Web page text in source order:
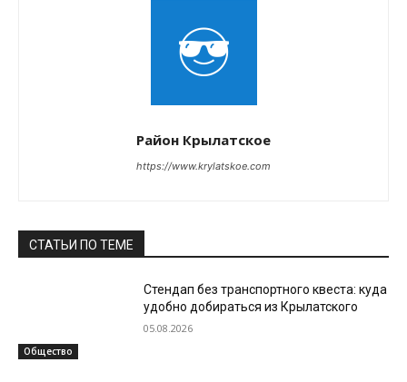
Район Крылатское
https://www.krylatskoe.com
СТАТЬИ ПО ТЕМЕ
Общество
Стендап без транспортного квеста: куда
удобно добираться из Крылатского
05.08.2026